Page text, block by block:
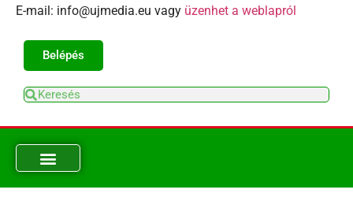
E-mail: info@ujmedia.eu vagy üzenhet a weblapról
Belépés